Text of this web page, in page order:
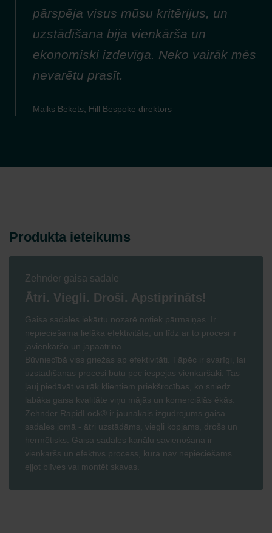
pārspēja visus mūsu kritērijus, un
uzstādīšana bija vienkārša un
ekonomiski izdevīga. Neko vairāk mēs
nevarētu prasīt.
Maiks Bekets, Hill Bespoke direktors
Produkta ieteikums
Zehnder gaisa sadale
Ātri. Viegli. Droši. Apstiprināts!
Gaisa sadales iekārtu nozarē notiek pārmaiņas. Ir
nepieciešama lielāka efektivitāte, un līdz ar to procesi ir
jāvienkāršo un jāpaātrina.
Būvniecībā viss griežas ap efektivitāti. Tāpēc ir svarīgi, lai
uzstādīšanas procesi būtu pēc iespējas vienkāršāki. Tas
ļauj piedāvāt vairāk klientiem priekšrocības, ko sniedz
labāka gaisa kvalitāte viņu mājās un komerciālās ēkās.
Zehnder RapidLock® ir jaunākais izgudrojums gaisa
sadales jomā - ātri uzstādāms, viegli kopjams, drošs un
hermētisks. Gaisa sadales kanālu savienošana ir
vienkāršs un efektīvs process, kurā nav nepieciešams
eļļot blīves vai montēt skavas.